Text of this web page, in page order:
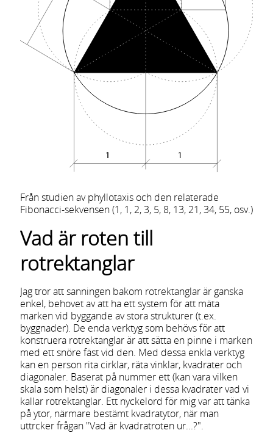
Från studien av phyllotaxis och den relaterade
Fibonacci-sekvensen (1, 1, 2, 3, 5, 8, 13, 21, 34, 55, osv.)
Vad är roten till
rotrektanglar
Jag tror att sanningen bakom rotrektanglar är ganska
enkel, behovet av att ha ett system för att mäta
marken vid byggande av stora strukturer (t.ex.
byggnader). De enda verktyg som behövs för att
konstruera rotrektanglar är att sätta en pinne i marken
med ett snöre fäst vid den. Med dessa enkla verktyg
kan en person rita cirklar, räta vinklar, kvadrater och
diagonaler. Baserat på nummer ett (kan vara vilken
skala som helst) är diagonaler i dessa kvadrater vad vi
kallar rotrektanglar. Ett nyckelord för mig var att tänka
på ytor, närmare bestämt kvadratytor, när man
uttrcker frågan "Vad är kvadratroten ur...?".